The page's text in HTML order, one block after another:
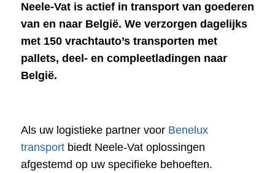
Neele-Vat is actief in transport van goederen
van en naar België. We verzorgen dagelijks
met 150 vrachtauto’s transporten met
pallets, deel- en compleetladingen naar
België.
Als uw logistieke partner voor Benelux
transportbiedt Neele-Vat oplossingen
afgestemd op uw specifieke behoeften.